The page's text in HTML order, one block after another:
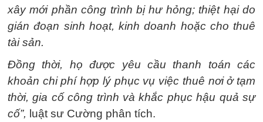
xây mới phần công trình bị hư hỏng; thiệt hại do
gián đoạn sinh hoạt, kinh doanh hoặc cho thuê
tài sản.
Đồng thời, họ được yêu cầu thanh toán các
khoản chi phí hợp lý phục vụ việc thuê nơi ở tạm
thời, gia cố công trình và khắc phục hậu quả sự
cố”, luật sư Cường phân tích.